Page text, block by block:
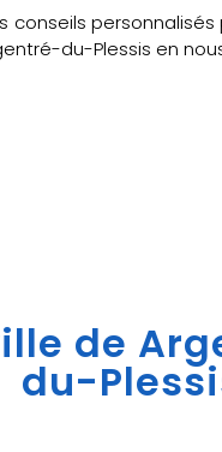
conseils
du-Plessis en
de
du-